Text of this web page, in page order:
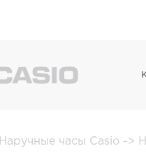
Наручные часы Casio ->